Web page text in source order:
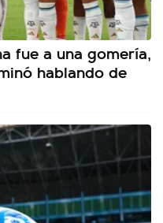
fue a una gomería,
hablando de